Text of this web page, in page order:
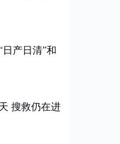
产日清”和
搜救仍在进